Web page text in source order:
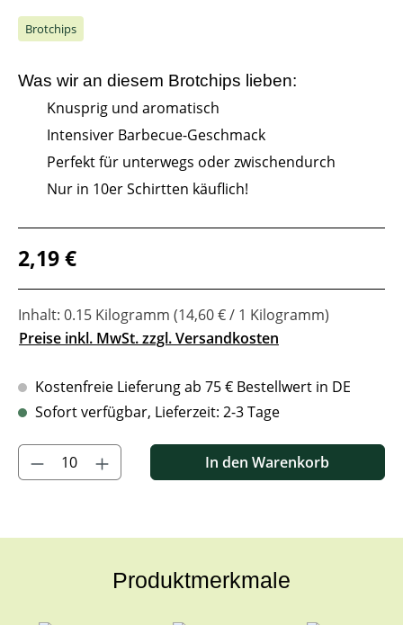
Brotchips
Was wir an diesem Brotchips lieben:
Knusprig und aromatisch
Intensiver Barbecue-Geschmack
Perfekt für unterwegs oder zwischendurch
Nur in 10er Schirtten käuflich!
Regulärer Preis:
2,19 €
Inhalt: 0.15 Kilogramm (14,60 € / 1 Kilogramm)
Preise inkl. MwSt. zzgl. Versandkosten
Kostenfreie Lieferung ab 75 € Bestellwert in DE
Sofort verfügbar, Lieferzeit: 2-3 Tage
Produkt Anzahl: Gib den gewünschten Wert ein oder benutze
In den Warenkorb
Produktmerkmale